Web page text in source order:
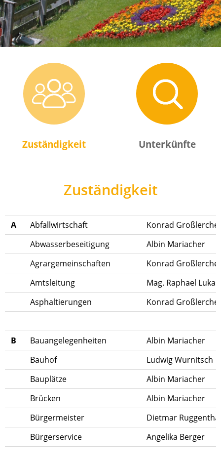
Zuständigkeit Unterkünfte
Zuständigkeit
A Abfallwirtschaft
Konrad
Abwasserbeseitigung
Albin Mariacher
Agrargemeinschaften
Konrad
Amtsleitung
Mag. Raphael
Asphaltierungen
Konrad
B Bauangelegenheiten
Albin Mariacher
Bauhof
Ludwig Wurnitsch
Bauplätze
Albin Mariacher
Brücken
Albin Mariacher
Bürgermeister
Dietmar
Bürgerservice
Angelika Berger